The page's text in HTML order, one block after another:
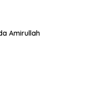
Amirullah